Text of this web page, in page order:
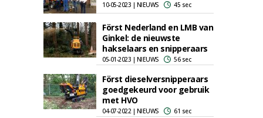
10-05-2023 | NIEUWS 45 sec
Först Nederland en LMB van
Ginkel: de nieuwste
hakselaars en snipperaars
05-01-2023 | NIEUWS 56 sec
Först dieselversnipperaars
goedgekeurd voor gebruik
met HVO
04-07-2022 | NIEUWS 61 sec